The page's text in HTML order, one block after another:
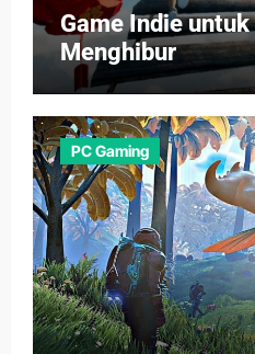
Game Indie
Menghibur
PC Gaming